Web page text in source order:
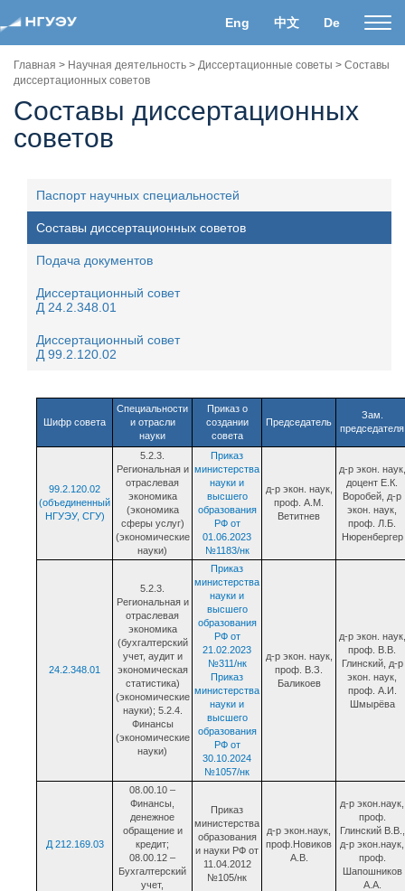
Eng 中文 De
Главная > Научная деятельность > Диссертационные советы > Составы
диссертационных советов
Составы диссертационных
советов
Паспорт научных специальностей
Составы диссертационных советов
Подача документов
Диссертационный совет
Д 24.2.348.01
Диссертационный совет
Д 99.2.120.02
Шифр совета
Специальности
и отрасли
науки
Приказ о
создании
совета
Председатель
Зам.
председателя
99.2.120.02
(объединенный
НГУЭУ, СГУ)
5.2.3.
Региональная и
отраслевая
экономика
(экономика
сферы услуг)
(экономические
науки)
Приказ
министерства
науки и
высшего
образования
РФ от
01.06.2023
№1183/нк
д-р экон. наук,
проф. А.М.
Ветитнев
д-р экон. наук,
доцент Е.К.
Воробей, д-р
экон. наук,
проф. Л.Б.
Нюренбергер
24.2.348.01
5.2.3.
Региональная и
отраслевая
экономика
(бухгалтерский
учет, аудит и
экономическая
статистика)
(экономические
науки); 5.2.4.
Финансы
(экономические
науки)
Приказ
министерства
науки и
высшего
образования
РФ от
21.02.2023
№311/нк
Приказ
министерства
науки и
высшего
образования
РФ от
30.10.2024
№1057/нк
д-р экон. наук,
проф. В.З.
Баликоев
д-р экон. наук,
проф. В.В.
Глинский, д-р
экон. наук,
проф. А.И.
Шмырёва
Д 212.169.03
08.00.10 –
Финансы,
денежное
обращение и
кредит;
08.00.12 –
Бухгалтерский
учет,
Приказ
министерства
образования
и науки РФ от
11.04.2012
№105/нк
д-р экон.наук,
проф.Новиков
А.В.
д-р экон.наук,
проф.
Глинский В.В.,
д-р экон.наук,
проф.
Шапошников
А.А.